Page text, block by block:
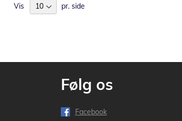
Vis pr. side
Følg os
Facebook